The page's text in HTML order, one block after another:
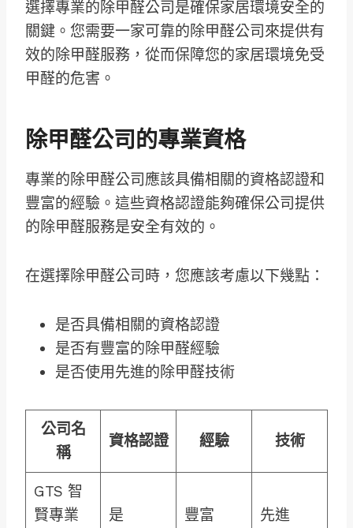
選擇專業的除甲醛公司是確保家居環境安全的
關鍵。您需要一家可靠的除甲醛公司來提供有
效的除甲醛服務，從而保障您的家居環境免受
甲醛的危害。
除甲醛公司的專業資格
專業的除甲醛公司應該具備相關的資格認證和
豐富的經驗。這些資格認證能夠確保公司提供
的除甲醛服務是安全有效的。
在選擇除甲醛公司時，您應該考慮以下幾點：
是否具備相關的資格認證
是否有豐富的除甲醛經驗
是否使用先進的除甲醛技術
公司名
稱
資格認證 經驗 技術
GTS 智
賢專業
是 豐富 先進